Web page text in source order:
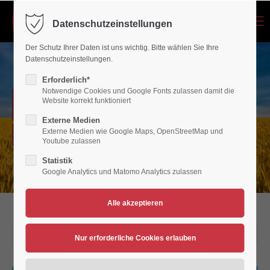
Login
Benutzername
Anmelden
Support
NEWSARCHIV
Verein für Bewegungsspiele 1936/45 Polch/Maifeld e.V.
11.09.2019 17:38
Datenschutzeinstellungen
Der Schutz Ihrer Daten ist uns wichtig. Bitte wählen Sie Ihre
Datenschutzeinstellungen.
Erforderlich*
Notwendige Cookies und Google Fonts zulassen damit die
Website korrekt funktioniert
Externe Medien
Externe Medien wie Google Maps, OpenStreetMap und
Youtube zulassen
Statistik
Google Analytics und Matomo Analytics zulassen